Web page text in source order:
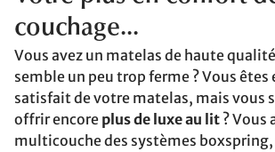
couchage...
Vous avez un matelas de haute
semble un peu trop ferme ? Vous êtes
satisfait de votre matelas, mais vous
offrir encore plus de luxe au lit ? Vous
multicouche des systèmes